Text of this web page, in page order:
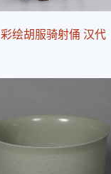
彩绘胡服骑射俑 汉代